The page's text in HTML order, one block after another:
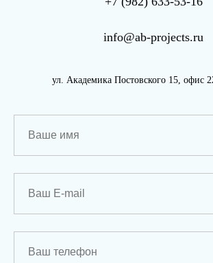
info@ab-projects.ru
ул. Академика Постовского 15, офис